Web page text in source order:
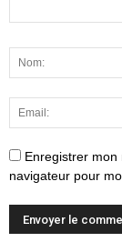
Enregistrer
navigateur pour